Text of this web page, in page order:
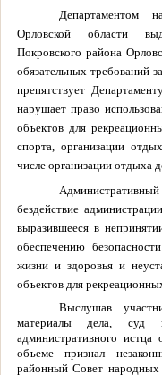
Департаментом
Орловской области
Покровского района
обязательных требований
препятствует
нарушает право
объектов для
спорта, организации
числе организации отдыха
бездействие
выразившееся в
обеспечению
жизни и здоровья и
объектов для
Выслушав
материалы дела, суд
административного
объеме признал
районный Совет народных